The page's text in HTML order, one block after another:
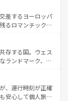
スペインはその個
。 なお、新着のスペイン情報は コ
宮殿、歴史的な大
が、訪れる者を心
国としても知ら
、プロヴァンスの
み方が可能だ。さ
おり、どの街角に
なる文化を体験で
報はコンテンツ一覧
差するヨーロッパ
るロマンチック街
ることがない。ベ
ルプスの絶景、そ
景は必見。ビール
着の
ほしい。
存する国。ウェス
ランドマーク、歴
雅なアフタヌーン
パブ、サッカー観
富。イギリスを旅
、運行時刻が正確
安心して個人旅行